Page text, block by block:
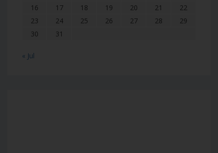
16
17 18 19 20 21
22
23
24 25 26 27 28
29
30
31
« Jul